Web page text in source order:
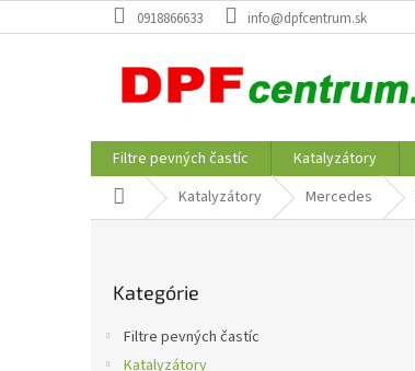
na
0918866633 info@dpfcentrum.sk
Filtre pevných častíc Katalyzátory
DomovKatalyzátory Mercedes
kategórie
Kategórie
Filtre pevných častíc
Katalyzátory